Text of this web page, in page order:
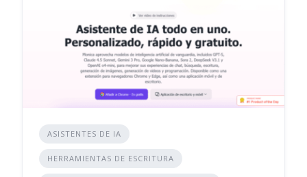
ASISTENTES DE IA
HERRAMIENTAS DE ESCRITURA